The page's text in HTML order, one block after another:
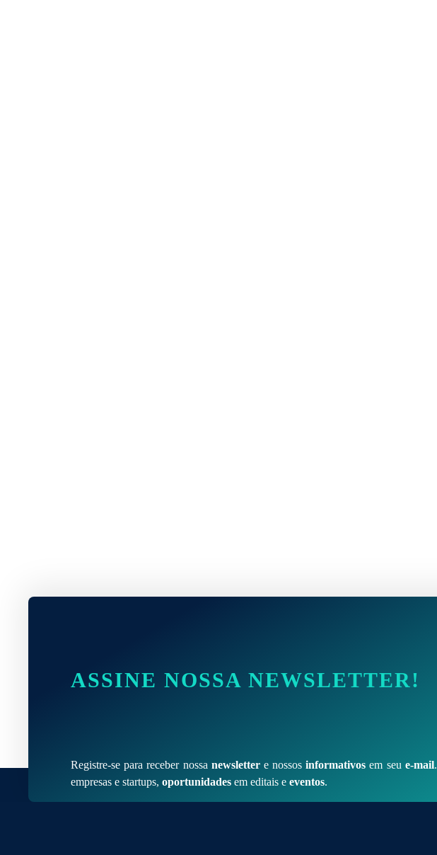
ASSINE NOSSA NEWSLETTER!
Registre-se para receber nossa newslettere nossosinformativos em seu e-mail.
empresas e startups, oportunidades em editais e eventos.